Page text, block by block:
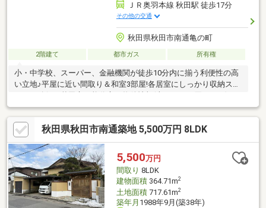
ＪＲ奥羽本線 秋田駅 徒歩17分
その他の交通
秋田県秋田市南通亀の町
2階建て 都市ガス 所有権
小・中学校、スーパー、金融機関が徒歩10分内に揃う利便性の高
い立地♪平屋に近い間取り＆和室3部屋!各居室にしっかり収納スペ
イエステーションノーベル不動産へお任せ下さい!
秋田県秋田市南通築地 5,500万円 8LDK
5,500万円
間取り 8LDK
建物面積364.71m2
土地面積717.61m2
築年月 1988年9月(築38年)